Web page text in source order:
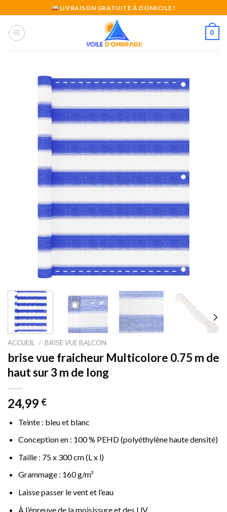
to
content
LIVRAISON GRATUITE À DOMICILE !
0
ACCUEIL / BRISE VUE BALCON
brise vue fraicheur Multicolore 0.75 m de
haut sur 3 m de long
24,99 €
Teinte : bleu et blanc
Conception en : 100 % PEHD (polyéthylène haute densité)
Taille : 75 x 300 cm (L x l)
Grammage : 160 g/m²
Laisse passer le vent et l’eau
À l’épreuve de la moisissure et des UV